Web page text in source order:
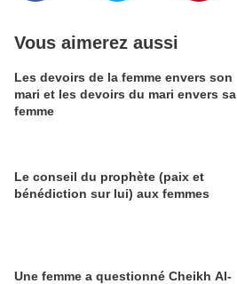
Vous aimerez aussi
Les devoirs de la femme envers son
mari et les devoirs du mari envers sa
femme
Le conseil du prophète (paix et
bénédiction sur lui) aux femmes
Une femme a questionné Cheikh Al-